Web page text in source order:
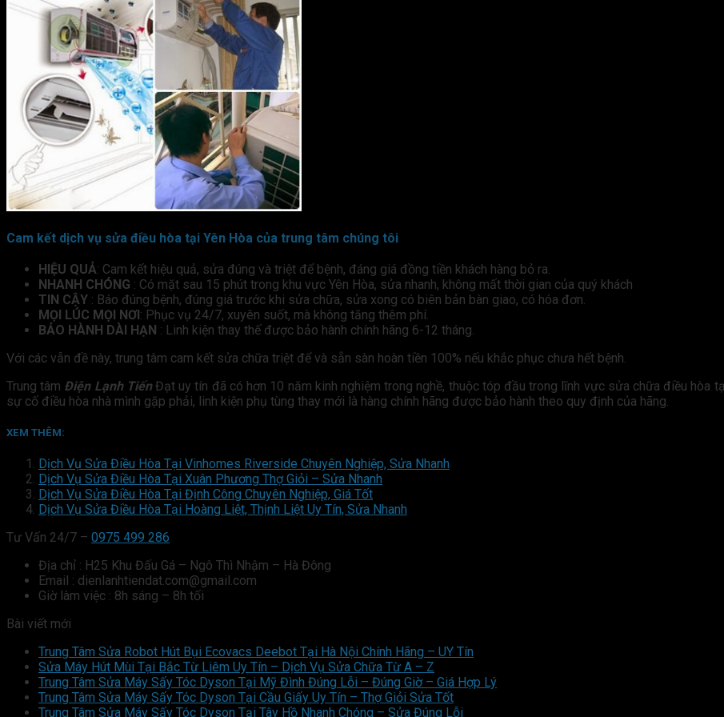
Cam kết dịch vụ sửa điều hòa tại Yên Hòa của trung tâm chúng tôi
HIỆU QUẢ: Cam kết hiệu quả, sửa đúng và triệt để bệnh, đáng giá đồng tiền khách hàng bỏ ra.
NHANH CHÓNG : Có mặt sau 15 phút trong khu vực Yên Hòa, sửa nhanh, không mất thời gian của quý khách
TIN CẬY : Báo đúng bệnh, đúng giá trước khi sửa chữa, sửa xong có biên bản bàn giao, có hóa đơn.
MỌI LÚC MỌI NƠI: Phục vụ 24/7, xuyên suốt, mà không tăng thêm phí.
BẢO HÀNH DÀI HẠN : Linh kiện thay thế được bảo hành chính hãng 6-12 tháng.
Với các vẫn đề này, trung tâm cam kết sửa chữa triệt để và sẵn sàn hoàn tiền 100% nếu khắc phục chưa hết bệnh.
Trung tâm Điện Lạnh TiếnĐạt uy tín đã có hơn 10 năm kinh nghiệm trong nghề, thuộc tóp đầu trong lĩnh vực sửa chữa điều hòa
sự cố điều hòa nhà mình gặp phải, linh kiện phụ tùng thay mới là hàng chính hãng được bảo hành theo quy định của hãng.
XEM THÊM:
Dịch Vụ Sửa Điều Hòa Tại Vinhomes Riverside Chuyên Nghiệp, Sửa Nhanh
Dịch Vụ Sửa Điều Hòa Tại Xuân Phương Thợ Giỏi – Sửa Nhanh
Dịch Vụ Sửa Điều Hòa Tại Định Công Chuyên Nghiệp, Giá Tốt
Dịch Vụ Sửa Điều Hòa Tại Hoàng Liệt, Thịnh Liệt Uy Tín, Sửa Nhanh
Tư Vấn 24/7 – 0975 499 286
Địa chỉ : H25 Khu Đấu Gá – Ngô Thì Nhậm – Hà Đông
Email : dienlanhtiendat.com@gmail.com
Giờ làm việc : 8h sáng – 8h tối
Bài viết mới
Trung Tâm Sửa Robot Hút Bụi Ecovacs Deebot Tại Hà Nội Chính Hãng – UY Tín
Sửa Máy Hút Mùi Tại Bắc Từ Liêm Uy Tín – Dịch Vụ Sửa Chữa Từ A – Z
Trung Tâm Sửa Máy Sấy Tóc Dyson Tại Mỹ Đình Đúng Lỗi – Đúng Giờ – Giá Hợp Lý
Trung Tâm Sửa Máy Sấy Tóc Dyson Tại Cầu Giấy Uy Tín – Thợ Giỏi Sửa Tốt
Trung Tâm Sửa Máy Sấy Tóc Dyson Tại Tây Hồ Nhanh Chóng – Sửa Đúng Lỗi